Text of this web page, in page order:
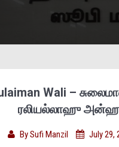
Wali –
ரலியல்லாஹு
BySufi Manzil July 29,